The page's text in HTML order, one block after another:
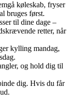
køleskab, fryser
bruges først.
til dine dage –
retter, når
kylling mandag,
og hold dig til
dig. Hvis du får